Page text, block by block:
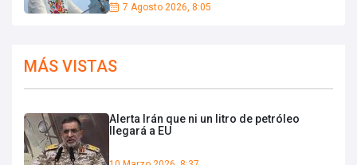
7 Agosto 2026, 8:05
MÁS VISTAS
Alerta Irán que ni un litro de petróleo
llegará a EU